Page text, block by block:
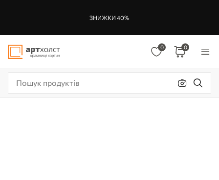
ЗНИЖКИ 40%
0 0